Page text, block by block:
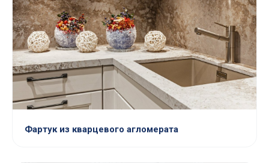
Фартук из кварцевого агломерата